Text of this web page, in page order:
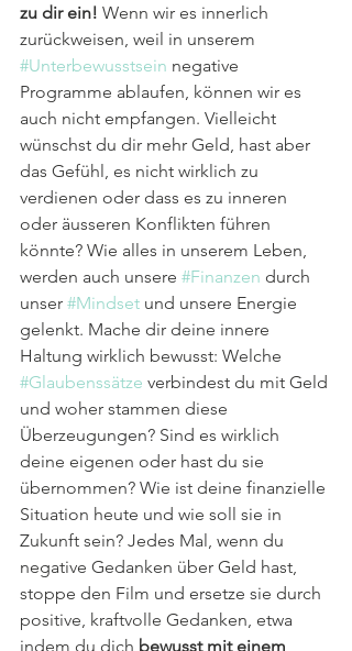
zu dir ein! Wenn wir es innerlich
zurückweisen, weil in unserem
#Unterbewusstsein negative
Programme ablaufen, können wir es
auch nicht empfangen. Vielleicht
wünschst du dir mehr Geld, hast aber
das Gefühl, es nicht wirklich zu
verdienen oder dass es zu inneren
oder äusseren Konflikten führen
könnte? Wie alles in unserem Leben,
werden auch unsere #Finanzen durch
unser #Mindset und unsere Energie
gelenkt. Mache dir deine innere
Haltung wirklich bewusst: Welche
#Glaubenssätze verbindest du mit Geld
und woher stammen diese
Überzeugungen? Sind es wirklich
deine eigenen oder hast du sie
übernommen? Wie ist deine finanzielle
Situation heute und wie soll sie in
Zukunft sein? Jedes Mal, wenn du
negative Gedanken über Geld hast,
stoppe den Film und ersetze sie durch
positive, kraftvolle Gedanken, etwa
indem du dich bewusst mit einem